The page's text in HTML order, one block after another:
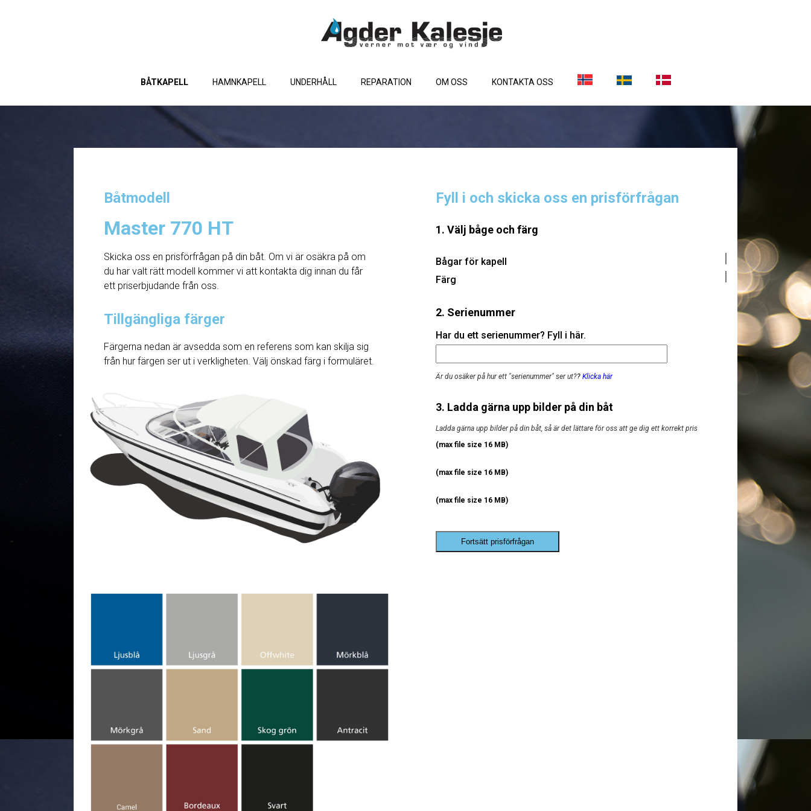
BÅTKAPELL HAMNKAPELL UNDERHÅLL REPARATION OM OSS KONTAKTA OSS
Båtmodell
Master 770 HT
Skicka oss en prisförfrågan på din båt. Om vi ​​är osäkra på om
du har valt rätt modell kommer vi att kontakta dig innan du får
ett priserbjudande från oss.
Tillgängliga färger
Färgerna nedan är avsedda som en referens som kan skilja sig
från hur färgen ser ut i verkligheten. Välj önskad färg i formuläret.
Fyll i och skicka oss en prisförfrågan
1. Välj båge och färg
Bågar för kapell
Färg
2. Serienummer
Har du ett serienummer? Fyll i här.
Är du osäker på hur ett "serienummer" ser ut?? Klicka här
3. Ladda gärna upp bilder på din båt
Ladda gärna upp bilder på din båt, så är det lättare för oss att ge dig ett korrekt pris
(max file size 16 MB)
(max file size 16 MB)
(max file size 16 MB)
Fortsätt prisförfrågan